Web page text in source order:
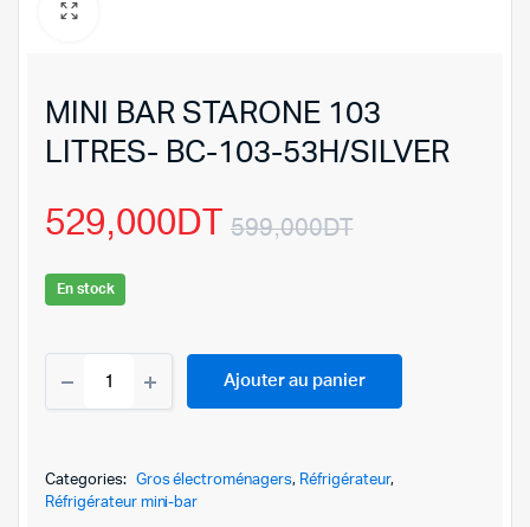
MINI BAR STARONE 103
LITRES- BC-103-53H/SILVER
599,000DT
initial
529,000DT
actuel
En stock
BAR
STARONE
BC-
103-
Ajouter au panier
Categories: Gros électroménagers, Réfrigérateur,
Réfrigérateur mini-bar